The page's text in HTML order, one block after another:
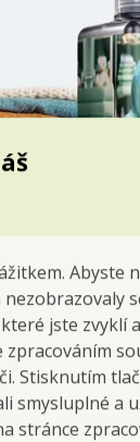
Abyste
jste zvyklí
Stisknutím
smysluplné a
stránce
A